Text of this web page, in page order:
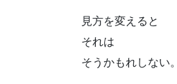
見方を変えると
それは
そうかもれしない。